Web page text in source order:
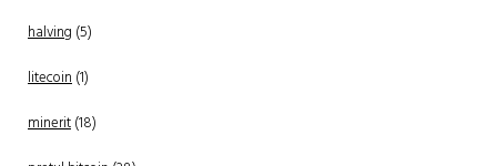
halving (5)
litecoin(1)
minerit(18)